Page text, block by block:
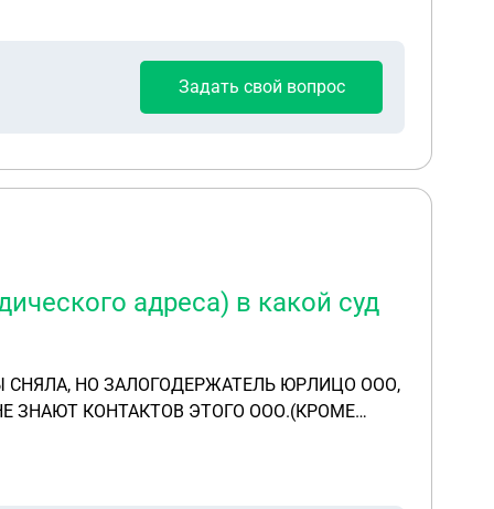
Задать свой вопрос
адреса) в какой суд
ЗНАЮТ КОНТАКТОВ ЭТОГО ООО.(КРОМЕ
ИЛИ РАЙОННЫЙ СУД ПО МЕСТУ